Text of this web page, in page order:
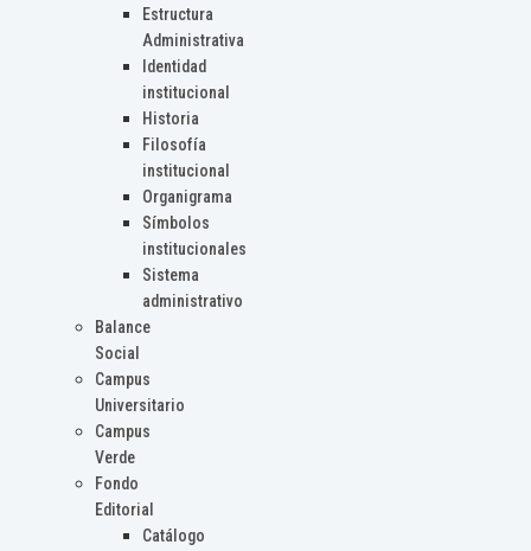
Estructura
Administrativa
Identidad
institucional
Historia
Filosofía
institucional
Organigrama
Símbolos
institucionales
Sistema
administrativo
Balance
Social
Campus
Universitario
Campus
Verde
Fondo
Editorial
Catálogo